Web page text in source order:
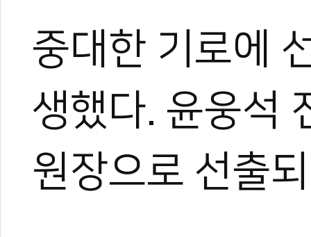
중대한 기로에
생했다. 윤웅석
원장으로 선출